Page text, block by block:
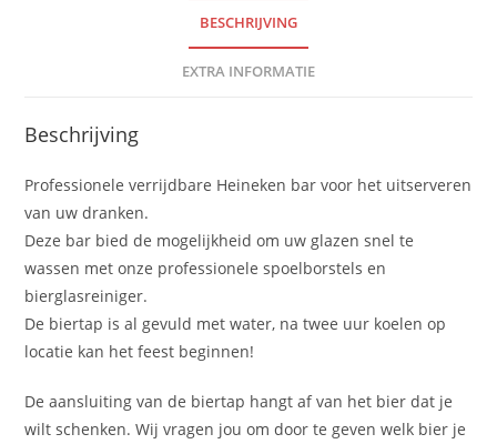
BESCHRIJVING
EXTRA INFORMATIE
Beschrijving
Professionele verrijdbare Heineken bar voor het uitserveren
van uw dranken.
Deze bar bied de mogelijkheid om uw glazen snel te
wassen met onze professionele spoelborstels en
bierglasreiniger.
De biertap is al gevuld met water, na twee uur koelen op
locatie kan het feest beginnen!
De aansluiting van de biertap hangt af van het bier dat je
wilt schenken. Wij vragen jou om door te geven welk bier je